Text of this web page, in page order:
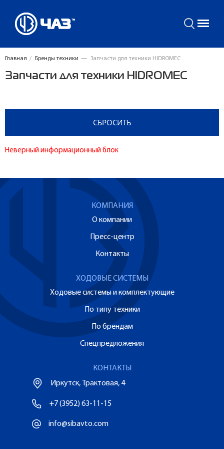
Главная / Бренды техники — Запчасти для техники HIDROMEC
Запчасти для техники HIDROMEC
Неверный информационный блок
КОМПАНИЯ
О компании
Пресс-центр
Контакты
ХОДОВЫЕ СИСТЕМЫ
Ходовые системы и комплектующие
По типу техники
По брендам
Спецпредложения
КОНТАКТЫ
Иркутск, Трактовая, 4
+7 (3952) 63-11-15
info@sibavto.com